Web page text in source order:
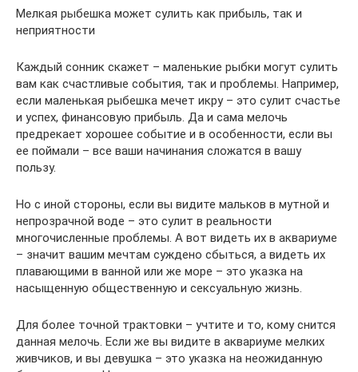
Мелкая рыбешка может сулить как прибыль, так и
неприятности
Каждый сонник скажет – маленькие рыбки могут сулить
вам как счастливые события, так и проблемы. Например,
если маленькая рыбешка мечет икру – это сулит счастье
и успех, финансовую прибыль. Да и сама мелочь
предрекает хорошее событие и в особенности, если вы
ее поймали – все ваши начинания сложатся в вашу
пользу.
Но с иной стороны, если вы видите мальков в мутной и
непрозрачной воде – это сулит в реальности
многочисленные проблемы. А вот видеть их в аквариуме
– значит вашим мечтам суждено сбыться, а видеть их
плавающими в ванной или же море – это указка на
насыщенную общественную и сексуальную жизнь.
Для более точной трактовки – учтите и то, кому снится
данная мелочь. Если же вы видите в аквариуме мелких
живчиков, и вы девушка – это указка на неожиданную